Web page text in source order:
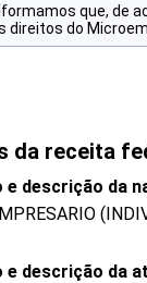
que, de
direitos do
da receita
e descrição da
e descrição da